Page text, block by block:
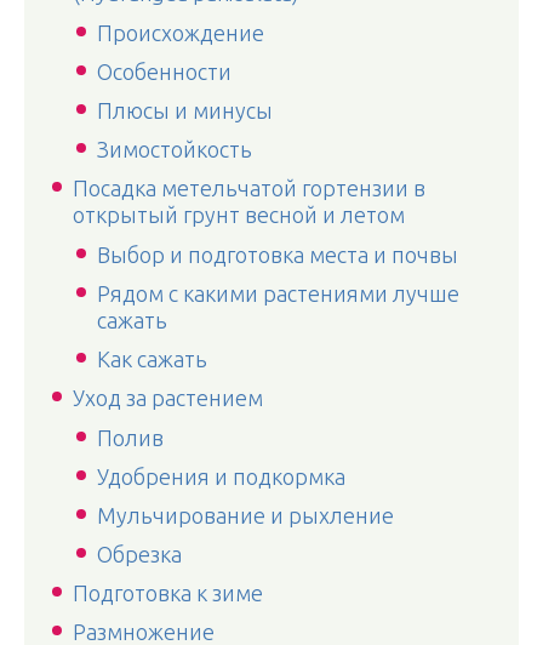
Происхождение
Особенности
Плюсы и минусы
Зимостойкость
Посадка метельчатой гортензии в
открытый грунт весной и летом
Выбор и подготовка места и почвы
Рядом с какими растениями лучше
сажать
Как сажать
Уход за растением
Полив
Удобрения и подкормка
Мульчирование и рыхление
Обрезка
Подготовка к зиме
Размножение